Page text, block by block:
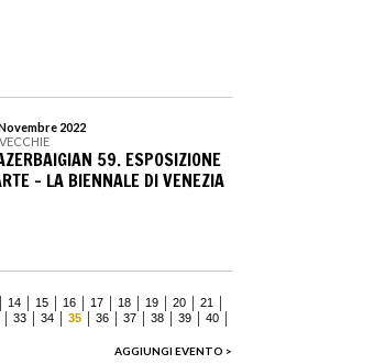
2022
59. ESPOSIZIONE
– LA BIENNALE DI VENEZIA
14 15 16 17 18 19 20
21
33 34 35 36 37 38 39
40
AGGIUNGI EVENTO >